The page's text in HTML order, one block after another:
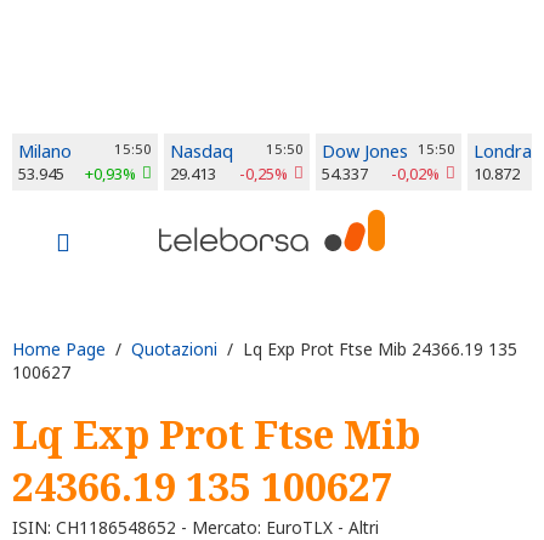
Milano 15:50
53.945 +0,93%
Nasdaq 15:50
29.413 -0,25%
Dow Jones 15:50
54.337 -0,02%
Londra
10.872
Home Page / Quotazioni / Lq Exp Prot Ftse Mib 24366.19 135
100627
Lq Exp Prot Ftse Mib
24366.19 135 100627
ISIN: CH1186548652 - Mercato: EuroTLX - Altri